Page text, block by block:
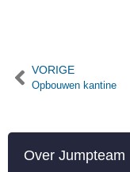
VORIGE
Opbouwen kantine
Over Jumpteam